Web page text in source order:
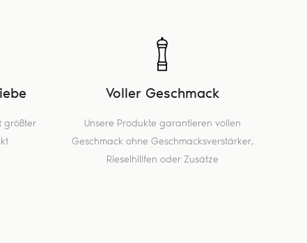
größter
Voller Geschmack
Unsere Produkte garantieren vollen
Geschmack ohne Geschmacksverstärker,
Rieselhillfen oder Zusätze